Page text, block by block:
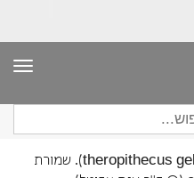
בַּבּוּן זָנוּב/ בבון זהוב או ג'לדה (theropithecus gelada). שמורת